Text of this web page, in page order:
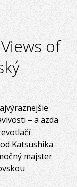
of
– a azda
Katsushika
majster